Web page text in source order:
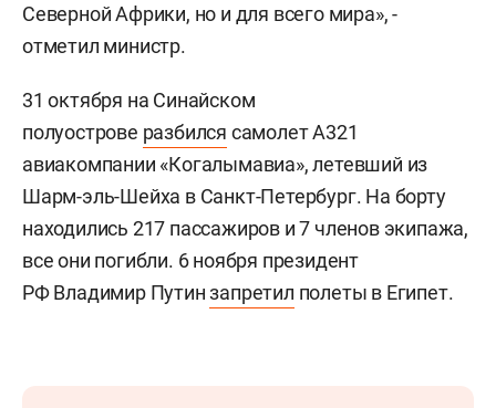
Северной Африки, но и для всего мира», -
отметил министр.
31 октября на Синайском
полуострове разбился самолет А321
авиакомпании «Когалымавиа», летевший из
Шарм-эль-Шейха в Санкт-Петербург. На борту
находились 217 пассажиров и 7 членов экипажа,
все они погибли. 6 ноября президент
РФ Владимир Путинзапретил полеты в Египет.